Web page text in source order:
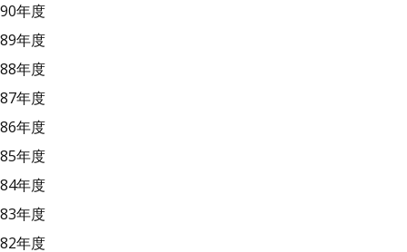
90年度
89年度
88年度
87年度
86年度
85年度
84年度
83年度
82年度